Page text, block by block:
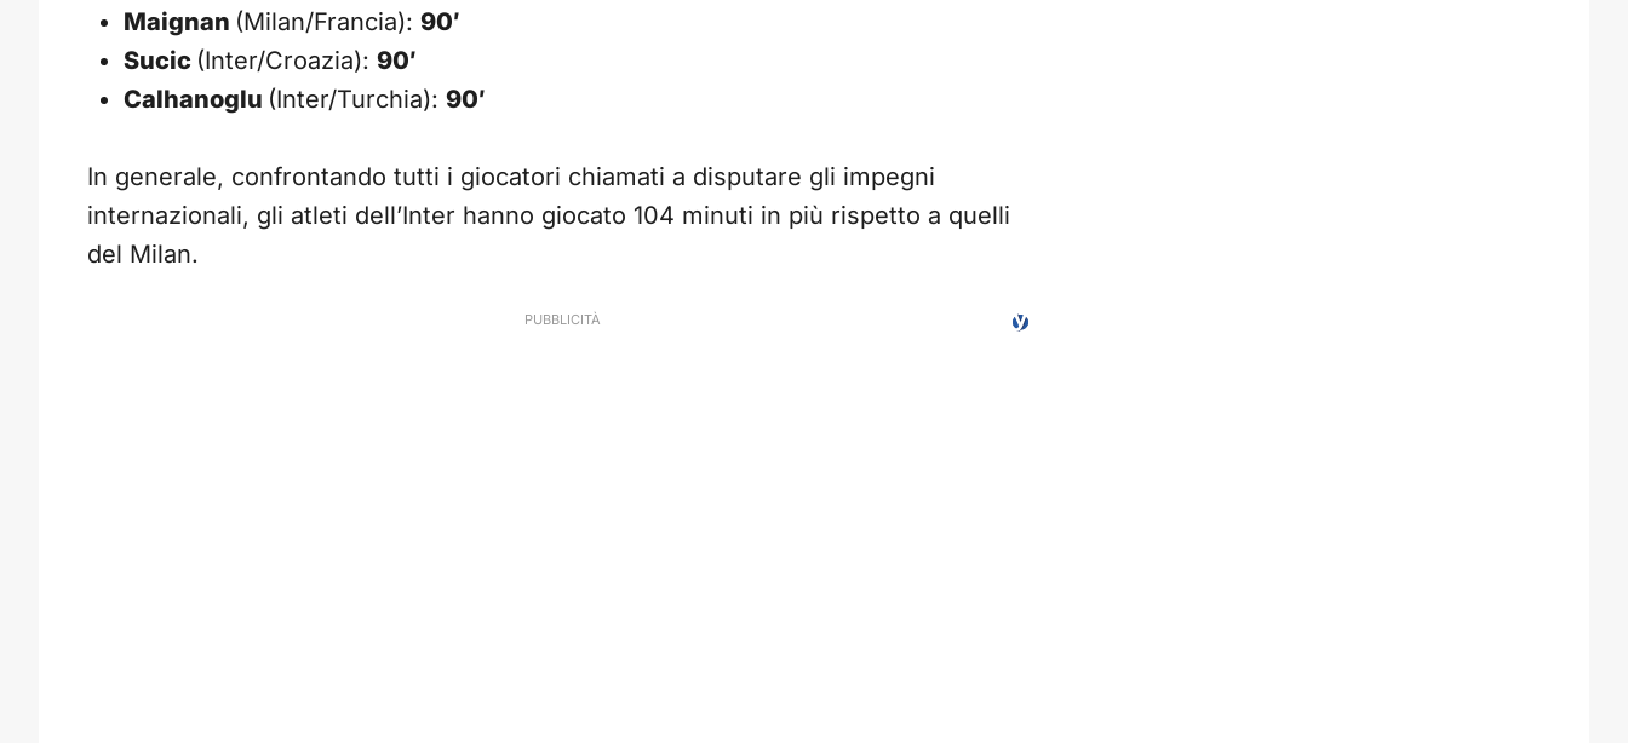
Maignan (Milan/Francia): 90′
Sucic (Inter/Croazia): 90′
Calhanoglu (Inter/Turchia): 90′
In generale, confrontando tutti i giocatori chiamati a disputare gli impegni
internazionali, gli atleti dell’Inter hanno giocato 104 minuti in più rispetto a quelli
del Milan.